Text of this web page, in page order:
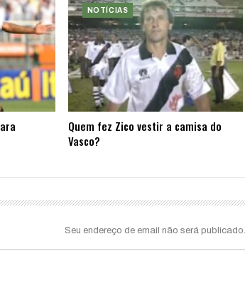
NOTÍCIAS
Quem fez Zico vestir a camisa do
Vasco?
Seu endereço de email não será publicado.